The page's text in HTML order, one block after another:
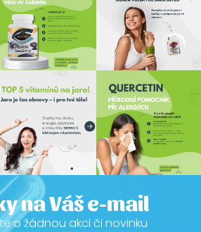
na Váš e-mail
o žádnou akci či novinku